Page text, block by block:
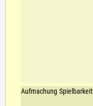
Aufmachung Spielbarkeit